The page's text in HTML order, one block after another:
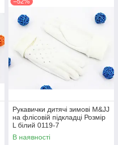
Рукавички дитячі зимові M&JJ
на флісовій підкладці Розмір
L білий 0119-7
В наявності